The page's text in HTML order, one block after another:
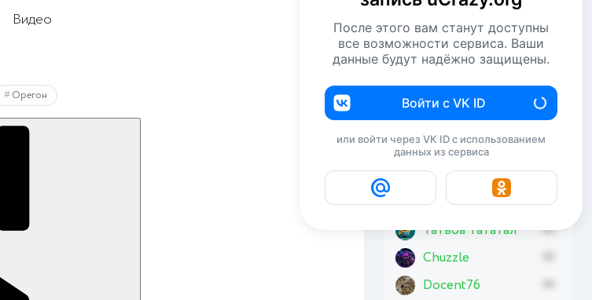
Рекорд: 12737 посетителей
Комментаторы недели
NiShkni xx
Бухарик xx
Комсомолец xx
Basai xx
Татвоа Тататал xx
Chuzzle
Docent76
Видео
Орегон
После этого вам станут доступны
все возможности сервиса. Ваши
данные будут надёжно защищены.
Войти с VK ID
или войти через VK ID с использованием
данных из сервиса